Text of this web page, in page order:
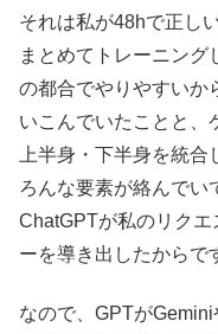
それは私が48hで正し
まとめてトレーニン
の都合でやりやすいか
いこんでいたことと、
上半身・下半身を統
ろんな要素が絡んでい
ChatGPTが私のリクエ
ーを導き出したからで
なので、GPTが